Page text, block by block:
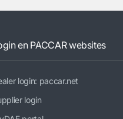
en PACCAR websites
login: paccar.net
login